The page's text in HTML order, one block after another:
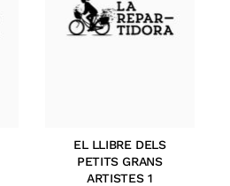
EL LLIBRE DELS
PETITS GRANS
ARTISTES 1